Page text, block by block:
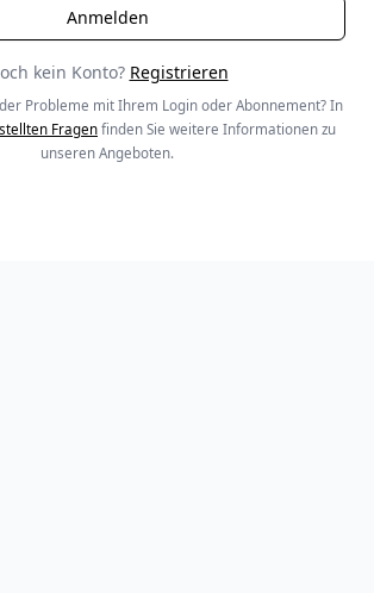
kein Konto? Registrieren
Probleme mit Ihrem Login oder Abonnement? In
Fragenfinden Sie weitere Informationen zu
unseren Angeboten.